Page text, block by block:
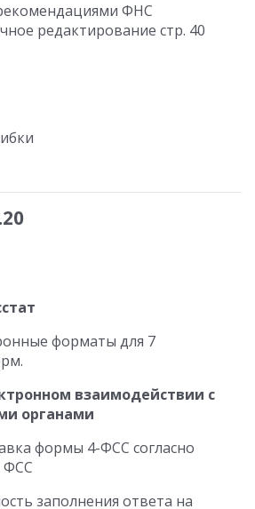
ФНС
редактирование стр. 40
форматы для 7
взаимодействии с
органами
формы 4-ФСС согласно
ФСС
заполнения ответа на